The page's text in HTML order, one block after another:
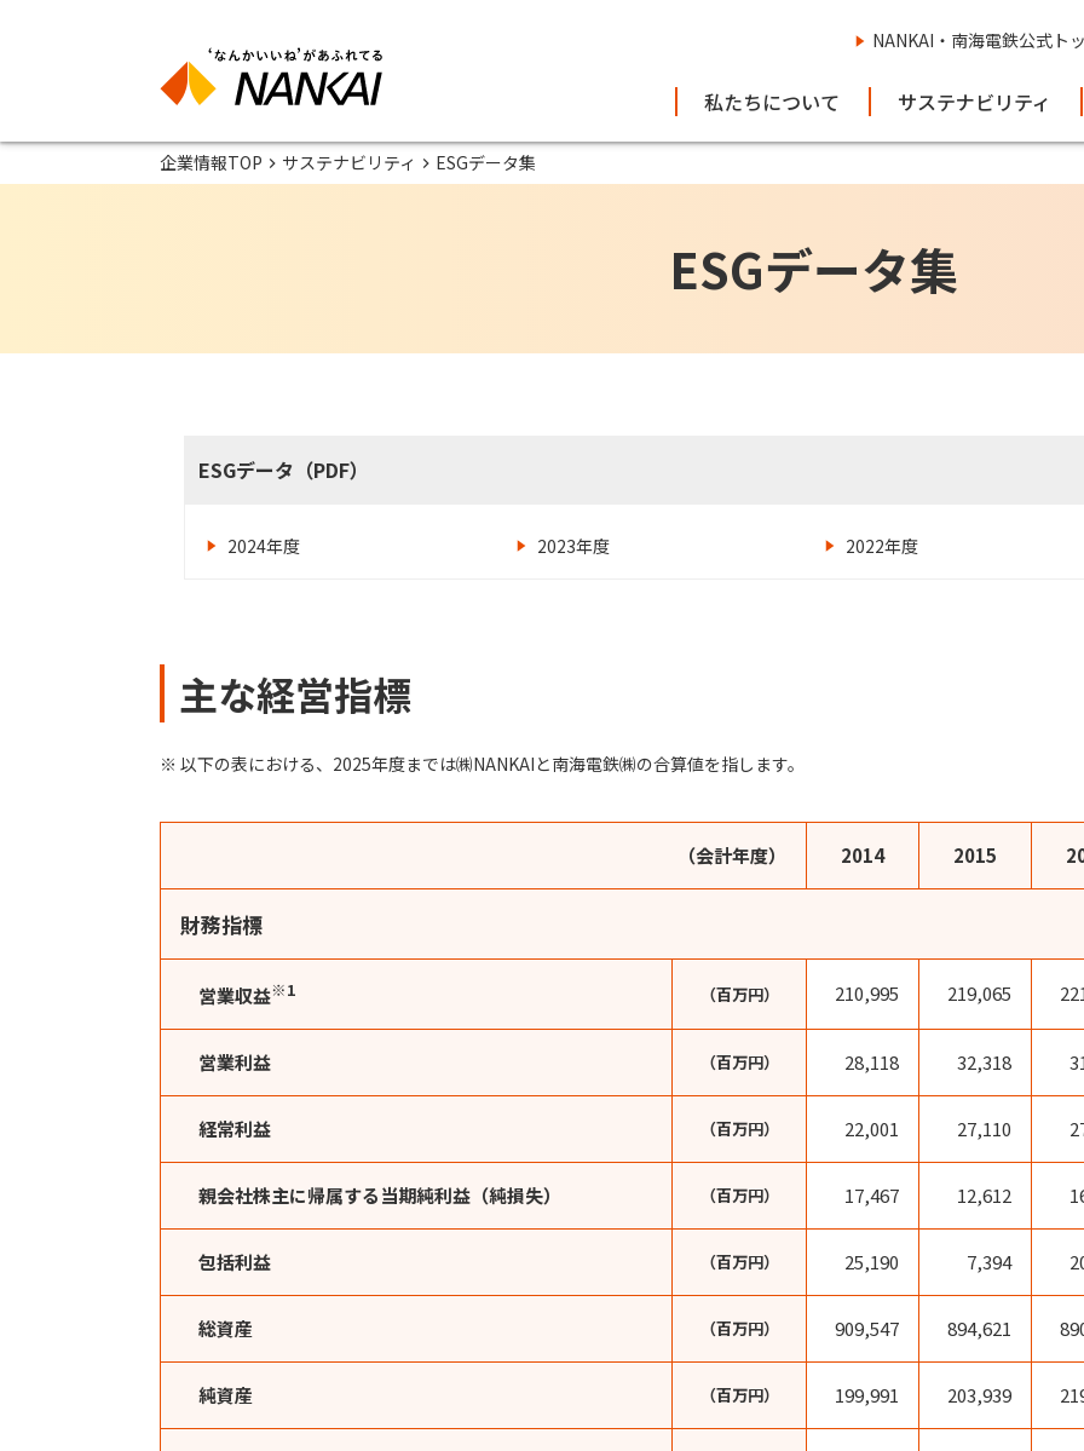
NANKAI・南海電鉄公式ト
私たちについて サステナビリティ
企業情報TOP サステナビリティ ESGデータ集
ESGデータ集
ESGデータ（PDF）
2024年度 2023年度 2022年度
主な経営指標
※ 以下の表における、2025年度までは㈱NANKAIと南海電鉄㈱の合算値を指します。
（会計年度） 2014 2015
財務指標
営業収益※1 （百万円） 210,995 219,065
営業利益 （百万円） 28,118 32,318
経常利益 （百万円） 22,001 27,110
親会社株主に帰属する当期純利益（純損失） （百万円） 17,467 12,612
包括利益 （百万円） 25,190 7,394
総資産 （百万円） 909,547 894,621
純資産 （百万円） 199,991 203,939